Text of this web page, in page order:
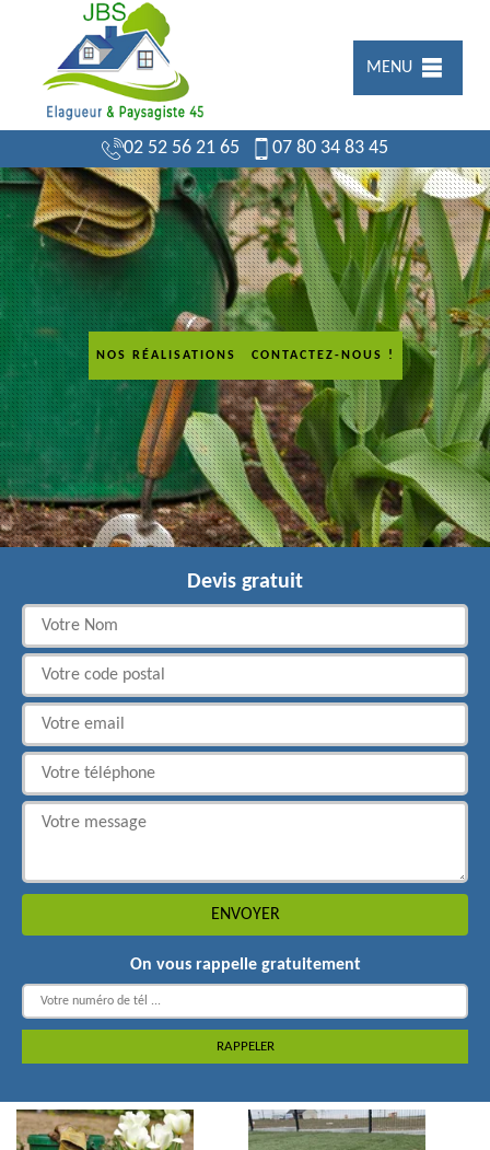
MENU
02 52 56 21 65 07 80 34 83 45
NOS RÉALISATIONS CONTACTEZ-NOUS !
Devis gratuit
On vous rappelle gratuitement